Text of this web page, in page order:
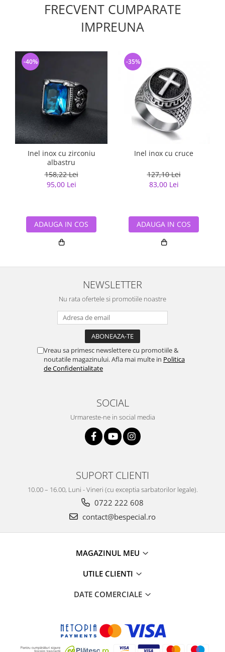
FRECVENT CUMPARATE
IMPREUNA
Inel inox cu zirconiu
albastru
158,22 Lei
95,00 Lei
-40%
ADAUGA IN COS
Inel inox cu cruce
127,10 Lei
83,00 Lei
-35%
ADAUGA IN COS
NEWSLETTER
Nu rata ofertele si promotiile noastre
Vreau sa primesc newslettere cu promotiile &
noutatile magazinului. Afla mai multe in Politica
de Confidentialitate
SOCIAL
Urmareste-ne in social media
SUPORT CLIENTI
10.00 – 16.00, Luni - Vineri (cu exceptia sarbatorilor legale).
0722 222 608
contact@bespecial.ro
MAGAZINUL MEU
UTILE CLIENTI
DATE COMERCIALE